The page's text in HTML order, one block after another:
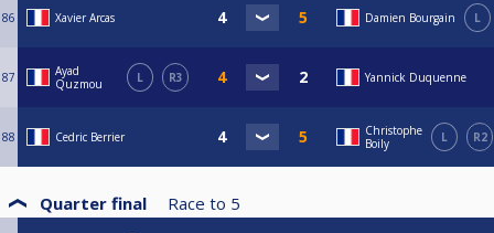
86 Xavier Arcas Damien Bourgain L
87
Ayad
Quzmou
L R3 Yannick Duquenne
88 Cedric Berrier
Christophe
Boily
L R2
Quarter final Race to 5